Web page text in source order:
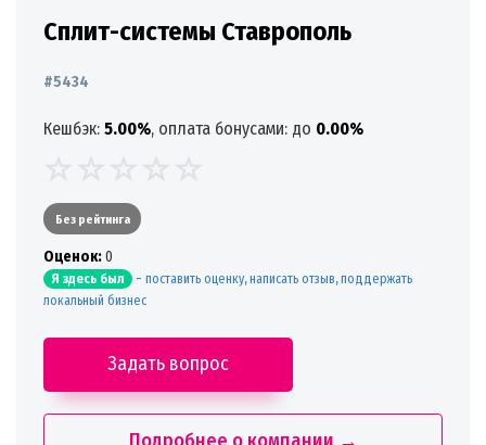
Сплит-системы Ставрополь
#5434
Кешбэк: 5.00%, оплата бонусами: до 0.00%
Без рейтинга
Oценок:0
Я здесь был - поставить оценку, написать отзыв, поддержать
локальный бизнес
Задать вопрос